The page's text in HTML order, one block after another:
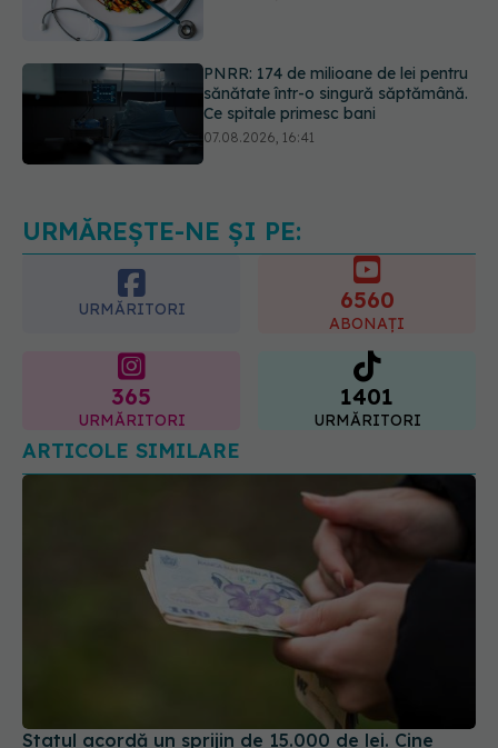
07.08.2026, 16:41
Ce spune culoarea ta preferată
URMĂREȘTE-NE ȘI PE:
URMĂRITORI 6560
ABONAȚI
365
URMĂRITORI
1401
URMĂRITORI
ARTICOLE SIMILARE
Statul acordă un sprijin de 15.000 de lei. Cine